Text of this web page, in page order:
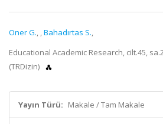
Oner G., ,Bahadırtas S.,
Educational Academic Research, cilt.45,
(TRDizin)
Yayın Türü: Makale / Tam Makale